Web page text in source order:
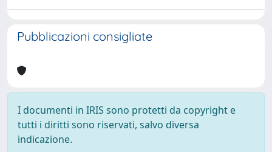
Pubblicazioni consigliate
I documenti in IRIS sono protetti da copyright e
tutti i diritti sono riservati, salvo diversa
indicazione.